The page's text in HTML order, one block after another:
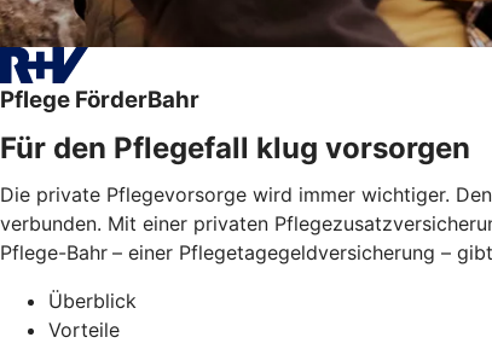
Pflege FörderBahr
Für den Pflegefall klug vorsorgen
Die private Pflegevorsorge wird immer wichtiger.
verbunden. Mit einer privaten
Pflege-Bahr – einer Pflegetagegeldversicherung –
Überblick
Vorteile